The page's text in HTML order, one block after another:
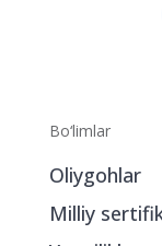
Bo‘limlar